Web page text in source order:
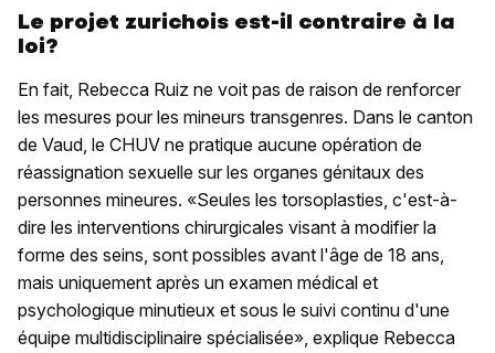
Le projet zurichois est-il contraire à la
loi?
En fait, Rebecca Ruiz ne voit pas de raison de renforcer
les mesures pour les mineurs transgenres. Dans le canton
de Vaud, le CHUV ne pratique aucune opération de
réassignation sexuelle sur les organes génitaux des
personnes mineures. «Seules les torsoplasties, c'est-à-
dire les interventions chirurgicales visant à modifier la
forme des seins, sont possibles avant l'âge de 18 ans,
mais uniquement après un examen médical et
psychologique minutieux et sous le suivi continu d'une
équipe multidisciplinaire spécialisée», explique Rebecca